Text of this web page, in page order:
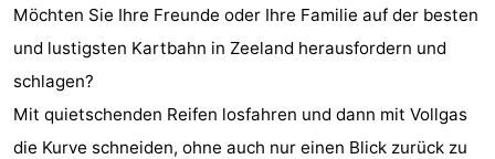
Aparthotel
Zoutelande
-
Duinflat
-
Duinoord
-
Möchten Sie Ihre Freunde oder Ihre Familie auf der besten
und lustigsten Kartbahn in Zeeland herausfordern und
schlagen?
Mit quietschenden Reifen losfahren und dann mit Vollgas
die Kurve schneiden, ohne auch nur einen Blick zurück zu